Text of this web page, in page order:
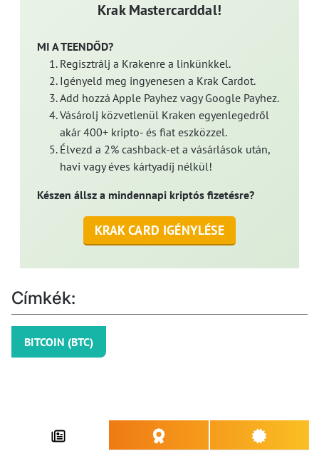
Krak Mastercarddal!
MI A TEENDŐD?
Regisztrálj a Krakenre a linkünkkel.
Igényeld meg ingyenesen a Krak Cardot.
Add hozzá Apple Payhez vagy Google Payhez.
Vásárolj közvetlenül Kraken egyenlegedről
akár 400+ kripto- és fiat eszközzel.
Élvezd a 2% cashback-et a vásárlások után,
havi vagy éves kártyadíj nélkül!
Készen állsz a mindennapi kriptós fizetésre?
KRAK CARD IGÉNYLÉSE
Címkék:
BITCOIN (BTC)